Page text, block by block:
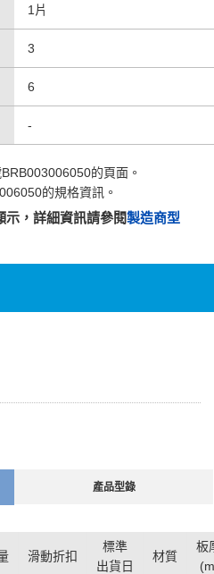
1片
3
6
-
的頁面。
的規格資訊。
示，詳細資訊請參閱製造商型
產品型錄
滑動折扣
標準
出貨日
材質
板